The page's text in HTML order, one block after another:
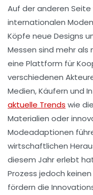
Auf der anderen Seite
internationalen
Köpfe neue Designs
Messen sind mehr
eine Plattform für
verschiedenen
Medien, Käufern und
aktuelle Trends wie
Materialien oder
Modeadaptionen
wirtschaftlichen
diesem Jahr erlebt
Prozess jedoch
fördern die